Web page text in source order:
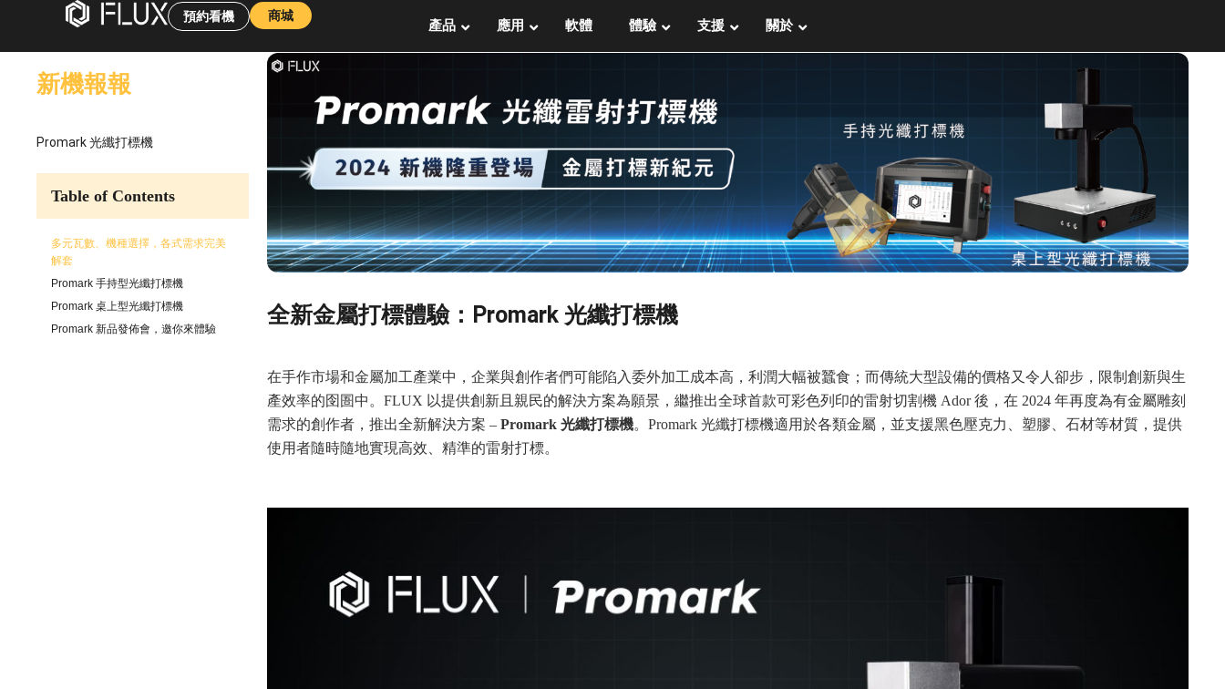
預約看機 商城
產品 應用 軟體 體驗 支援 關於
新機報報
Promark 光纖打標機
Table of Contents
多元瓦數、機種選擇，各式需求完美
解套
Promark 手持型光纖打標機
Promark 桌上型光纖打標機
Promark 新品發佈會，邀你來體驗
全新金屬打標體驗：Promark 光纖打標機
在手作市場和金屬加工產業中，企業與創作者們可能陷入委外加工成本高，利潤大幅被蠶食；而傳統大型設備的價格又令人卻步，限制創新與生
產效率的囹圄中。FLUX 以提供創新且親民的解決方案為願景，繼推出全球首款可彩色列印的雷射切割機 Ador 後，在 2024 年再度為有金屬雕刻
需求的創作者，推出全新解決方案 – Promark 光纖打標機。Promark 光纖打標機適用於各類金屬，並支援黑色壓克力、塑膠、石材等材質，提供
使用者隨時隨地實現高效、精準的雷射打標。